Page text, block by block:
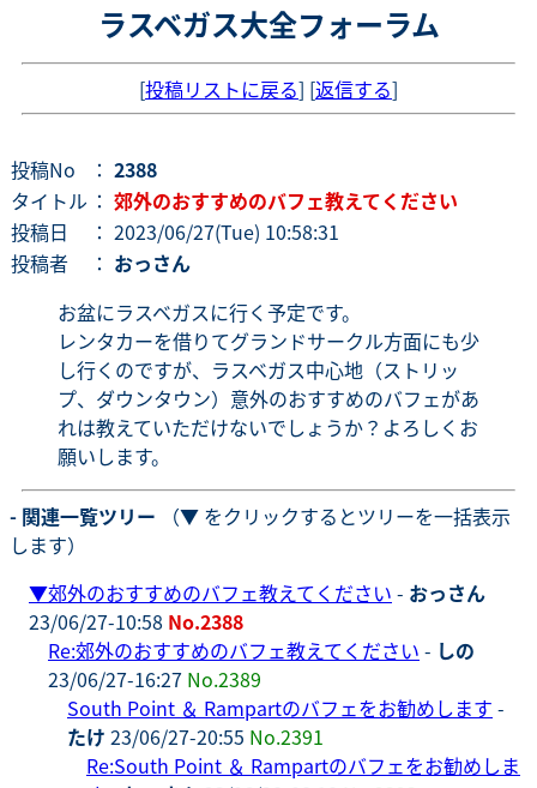
ラスベガス大全フォーラム
[投稿リストに戻る] [返信する]
投稿No ： 2388
タイトル ： 郊外のおすすめのバフェ教えてください
投稿日
： 2023/06/27(Tue) 10:58:31
投稿者
： おっさん
お盆にラスベガスに行く予定です。
レンタカーを借りてグランドサークル方面にも少
し行くのですが、ラスベガス中心地（ストリッ
プ、ダウンタウン）意外のおすすめのバフェがあ
れは教えていただけないでしょうか？よろしくお
願いします。
- 関連一覧ツリー （▼ をクリックするとツリーを一括表示
します）
▼郊外のおすすめのバフェ教えてください - おっさん
23/06/27-10:58 No.2388
Re:郊外のおすすめのバフェ教えてください - しの
23/06/27-16:27 No.2389
South Point ＆ Rampartのバフェをお勧めします -
たけ 23/06/27-20:55 No.2391
Re:South Point ＆ Rampartのバフェをお勧めしま